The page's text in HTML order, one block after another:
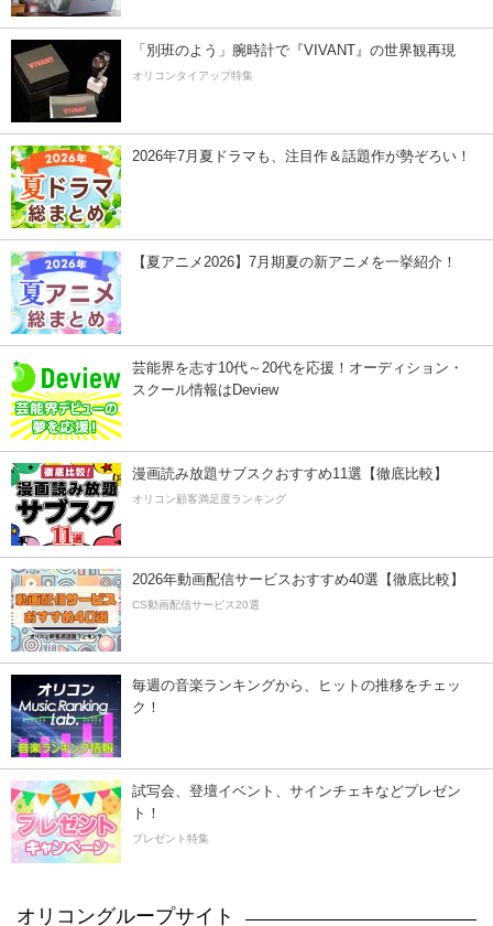
「別班のよう」腕時計で『VIVANT』の世界観再現
オリコンタイアップ特集
2026年7月夏ドラマも、注目作＆話題作が勢ぞろい！
【夏アニメ2026】7月期夏の新アニメを一挙紹介！
芸能界を志す10代～20代を応援！オーディション・
スクール情報はDeview
漫画読み放題サブスクおすすめ11選【徹底比較】
オリコン顧客満足度ランキング
2026年動画配信サービスおすすめ40選【徹底比較】
CS動画配信サービス20選
毎週の音楽ランキングから、ヒットの推移をチェッ
ク！
試写会、登壇イベント、サインチェキなどプレゼン
ト！
プレゼント特集
オリコングループサイト